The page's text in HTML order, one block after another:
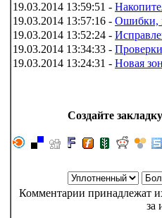
19.03.2014 13:59:51 -
19.03.2014 13:57:16 - Ошибки,
19.03.2014 13:52:24 -
19.03.2014 13:34:33 -
19.03.2014 13:24:31 - Новая
Создайте
Комментарии принадлежат
за